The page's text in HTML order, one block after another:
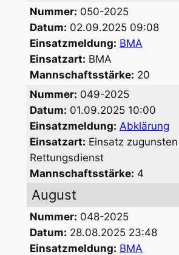
Nummer: 050-2025
Datum: 02.09.2025 09:08
Einsatzmeldung: BMA
Einsatzart: BMA
Mannschaftsstärke: 20
Nummer: 049-2025
Datum: 01.09.2025 10:00
Einsatzmeldung: Abklärung
Einsatzart: Einsatz
Rettungsdienst
Mannschaftsstärke: 4
August
Nummer: 048-2025
Datum: 28.08.2025 23:48
Einsatzmeldung: BMA